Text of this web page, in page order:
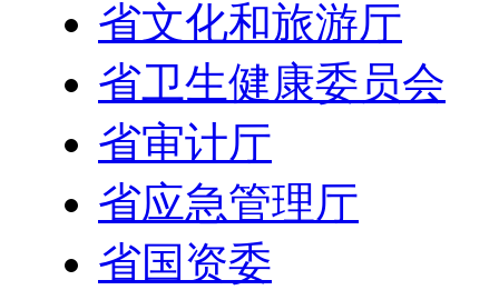
省文化和旅游厅
省卫生健康委员会
省审计厅
省应急管理厅
省国资委